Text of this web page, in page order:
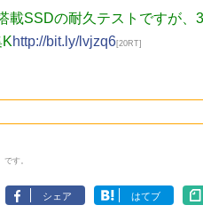
載SSDの耐久テストですが
http://bit.ly/lvjzq6[20RT]
す。
シェア はてブ